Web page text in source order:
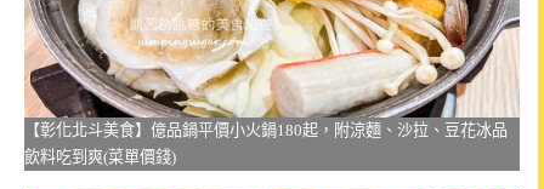
【彰化北斗美食】億品鍋平價小火鍋180起，附涼麵、沙拉、豆花冰品
飲料吃到爽(菜單價錢)